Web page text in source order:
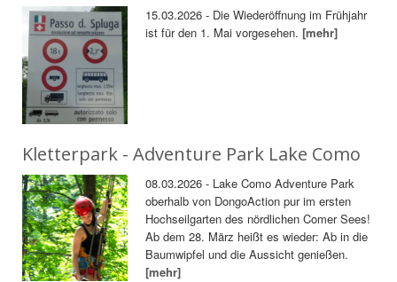
15.03.2026 - Die Wiederöffnung im Frühjahr
ist für den 1. Mai vorgesehen.[mehr]
Kletterpark - Adventure Park Lake Como
08.03.2026 - Lake Como Adventure Park
oberhalb von DongoAction pur im ersten
Hochseilgarten des nördlichen Comer Sees!
Ab dem 28. März heißt es wieder: Ab in die
Baumwipfel und die Aussicht genießen.
[mehr]